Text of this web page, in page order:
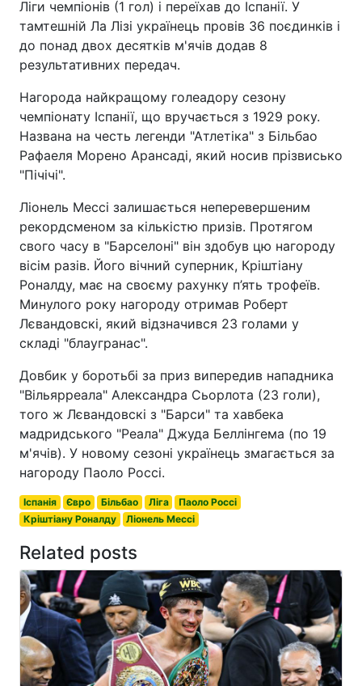
Ліги чемпіонів (1 гол) і переїхав до Іспанії. У
тамтешній Ла Лізі українець провів 36 поєдинків і
до понад двох десятків м'ячів додав 8
результативних передач.
Нагорода найкращому голеадору сезону
чемпіонату Іспанії, що вручається з 1929 року.
Названа на честь легенди "Атлетіка" з Більбао
Рафаеля Морено Арансаді, який носив прізвисько
"Пічічі".
Ліонель Мессі залишається неперевершеним
рекордсменом за кількістю призів. Протягом
свого часу в "Барселоні" він здобув цю нагороду
вісім разів. Його вічний суперник, Кріштіану
Роналду, має на своєму рахунку п’ять трофеїв.
Минулого року нагороду отримав Роберт
Лєвандовскі, який відзначився 23 голами у
складі "блаугранас".
Довбик у боротьбі за приз випередив нападника
"Вільярреала" Александра Сьорлота (23 голи),
того ж Лєвандовскі з "Барси" та хавбека
мадридського "Реала" Джуда Беллінгема (по 19
м'ячів). У новому сезоні українець змагається за
нагороду Паоло Россі.
Іспанія Євро Більбао Ліга
Паоло Россі
Кріштіану Роналду
Ліонель Мессі
Related posts